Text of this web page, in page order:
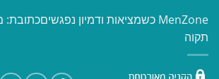
תקוה